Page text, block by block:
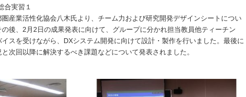
合実習１
産業活性化協会八木氏より、チーム力および研究開発デザインシートについ
後、2月2日の成果発表に向けて、グループに分かれ担当教員他ティーチン
スを受けながら、DXシステム開発に向けて設計・製作を行いました。最後に
次回以降に解決するべき課題などについて発表されました。